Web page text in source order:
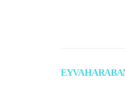
EYVAH